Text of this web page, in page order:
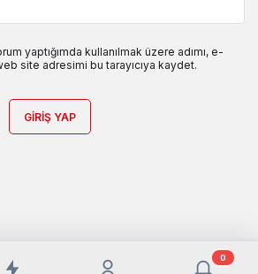
yaptığımda kullanılmak üzere adımı, e-
site adresimi bu tarayıcıya kaydet.
GIRIŞ YAP
0